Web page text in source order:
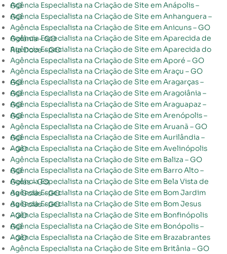
Agência Especialista na Criação de Site em Anápolis – GO
Agência Especialista na Criação de Site em Anhanguera – GO
Agência Especialista na Criação de Site em Anicuns – GO
Agência Especialista na Criação de Site em Aparecida de Goiânia – GO
Agência Especialista na Criação de Site em Aparecida do Rio Doce – GO
Agência Especialista na Criação de Site em Aporé – GO
Agência Especialista na Criação de Site em Araçu – GO
Agência Especialista na Criação de Site em Aragarças – GO
Agência Especialista na Criação de Site em Aragoiânia – GO
Agência Especialista na Criação de Site em Araguapaz – GO
Agência Especialista na Criação de Site em Arenópolis – GO
Agência Especialista na Criação de Site em Aruanã – GO
Agência Especialista na Criação de Site em Aurilândia – GO
Agência Especialista na Criação de Site em Avelinópolis – GO
Agência Especialista na Criação de Site em Baliza – GO
Agência Especialista na Criação de Site em Barro Alto – GO
Agência Especialista na Criação de Site em Bela Vista de Goiás – GO
Agência Especialista na Criação de Site em Bom Jardim de Goiás – GO
Agência Especialista na Criação de Site em Bom Jesus de Goiás – GO
Agência Especialista na Criação de Site em Bonfinópolis – GO
Agência Especialista na Criação de Site em Bonópolis – GO
Agência Especialista na Criação de Site em Brazabrantes – GO
Agência Especialista na Criação de Site em Britânia – GO